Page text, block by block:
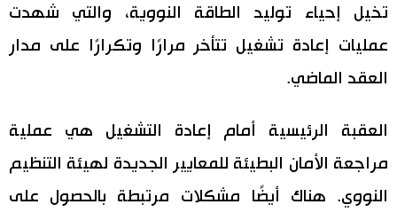
تخيل إحياء توليد الطاقة النووية، والتي شهدت
عمليات إعادة تشغيل تتأخر مرارًا وتكرارًا على مدار
العقد الماضي.
العقبة الرئيسية أمام إعادة التشغيل هي عملية
مراجعة الأمان البطيئة للمعايير الجديدة لهيئة التنظيم
النووي. هناك أيضًا مشكلات مرتبطة بالحصول على